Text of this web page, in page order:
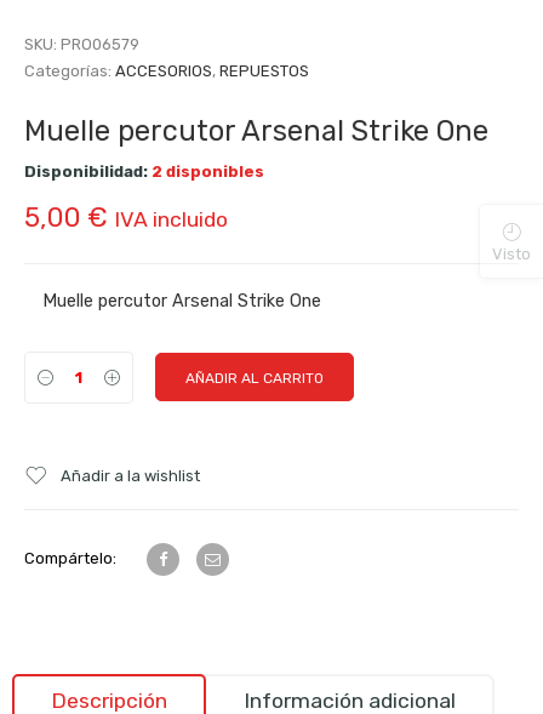
SKU: PRO06579
Categorías: ACCESORIOS, REPUESTOS
Muelle percutor Arsenal Strike One
Disponibilidad: 2 disponibles
5,00 € IVA incluido
Muelle percutor Arsenal Strike One
AÑADIR AL CARRITO
Añadir a la wishlist
Compártelo:
Descripción Información adicional
Visto